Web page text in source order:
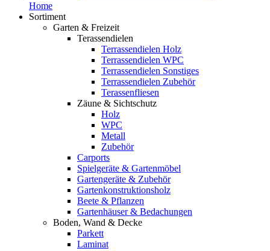
Home
Sortiment
Garten & Freizeit
Terassendielen
Terrassendielen Holz
Terrassendielen WPC
Terrassendielen Sonstiges
Terrassendielen Zubehör
Terassenfliesen
Zäune & Sichtschutz
Holz
WPC
Metall
Zubehör
Carports
Spielgeräte & Gartenmöbel
Gartengeräte & Zubehör
Gartenkonstruktionsholz
Beete & Pflanzen
Gartenhäuser & Bedachungen
Boden, Wand & Decke
Parkett
Laminat